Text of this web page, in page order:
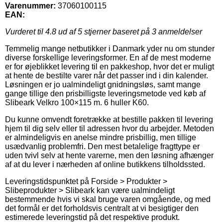
Varenummer: 37060100115
EAN:
Vurderet til 4.8 ud af 5 stjerner baseret på 3 anmeldelser
Temmelig mange netbutikker i Danmark yder nu om stunder
diverse forskellige leveringsformer. En af de mest moderne
er for øjeblikket levering til en pakkeshop, hvor det er muligt
at hente de bestilte varer når det passer ind i din kalender.
Løsningen er jo ualmindeligt gnidningsløs, samt mange
gange tillige den prisbilligste leveringsmetode ved køb af
Slibeark Velkro 100×115 m. 6 huller K60.
Du kunne omvendt foretrække at bestille pakken til levering
hjem til dig selv eller til adressen hvor du arbejder. Metoden
er almindeligvis en anelse mindre prisbillig, men tillige
usædvanlig problemfri. Den mest betalelige fragttype er
uden tvivl selv at hente varerne, men den løsning afhænger
af at du lever i nærheden af online butikkens tilholdssted.
Leveringstidspunktet på Forside > Produkter >
Slibeprodukter > Slibeark kan være ualmindeligt
bestemmende hvis vi skal bruge varen omgående, og med
det formål er det forholdsvis centralt at vi besigtiger den
estimerede leveringstid på det respektive produkt.